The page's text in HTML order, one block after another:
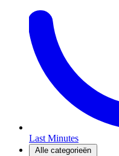
Last Minutes
Alle categorieën